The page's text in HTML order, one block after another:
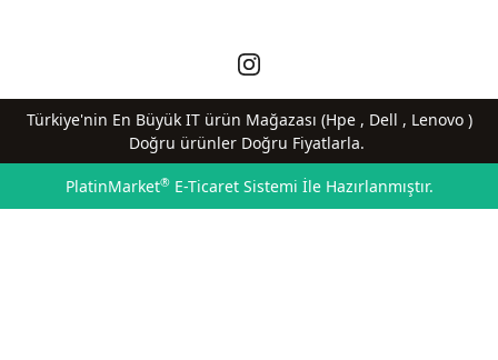
Türkiye'nin En Büyük IT ürün Mağazası (Hpe , Dell , Lenovo )
Doğru ürünler Doğru Fiyatlarla.
PlatinMarket®E-Ticaret Sistemi İle Hazırlanmıştır.